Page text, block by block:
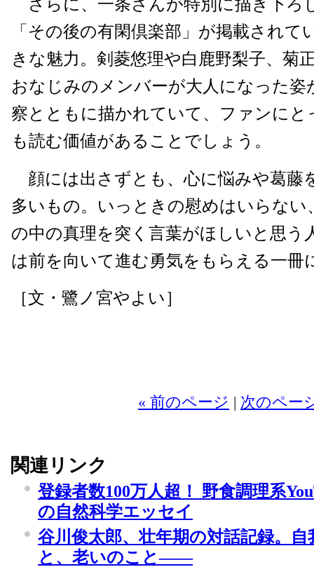
さらに、一条さんが特別に描き下ろ
「その後の有閑倶楽部」が掲載されて
きな魅力。剣菱悠理や白鹿野梨子、菊
おなじみのメンバーが大人になった姿
察とともに描かれていて、ファンに
も読む価値があることでしょう。
顔には出さずとも、心に悩みや葛藤
多いもの。いっときの慰めはいらない
の中の真理を突く言葉がほしいと思う
は前を向いて進む勇気をもらえる一冊
［文・鷺ノ宮やよい］
« 前のページ | 次のペー
関連リンク
登録者数100万人超！ 野食調理系
の自然科学エッセイ
谷川俊太郎、壮年期の対話記録。
と、老いのこと――